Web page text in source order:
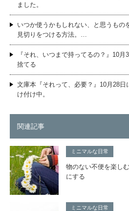
ました。
いつか使うかもしれない、と思うもの
見切りをつける方法。…
『それ、いつまで持ってるの？』10
捨てる
文庫本『それって、必要？』10月28
け付け中。
関連記事
ミニマルな日常
物のない不便を楽し
にする
ミニマルな日常